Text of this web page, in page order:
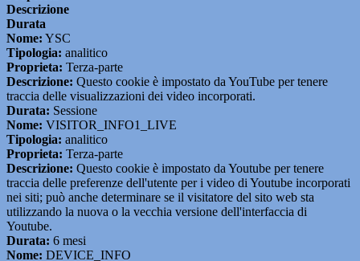
Descrizione
Durata
Nome: YSC
Tipologia: analitico
Proprieta: Terza-parte
Descrizione: Questo cookie è impostato da YouTube per tenere
traccia delle visualizzazioni dei video incorporati.
Durata: Sessione
Nome: VISITOR_INFO1_LIVE
Tipologia: analitico
Proprieta: Terza-parte
Descrizione: Questo cookie è impostato da Youtube per tenere
traccia delle preferenze dell'utente per i video di Youtube incorporati
nei siti; può anche determinare se il visitatore del sito web sta
utilizzando la nuova o la vecchia versione dell'interfaccia di
Youtube.
Durata: 6 mesi
Nome: DEVICE_INFO